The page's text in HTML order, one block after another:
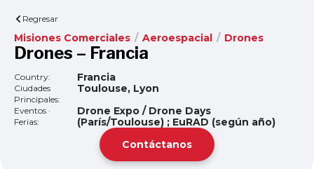
Regresar
Misiones Comerciales / Aeroespacial / Drones
Drones – Francia
Country: Francia
Ciudades
Principales:
Toulouse, Lyon
Eventos ·
Ferias:
Drone Expo / Drone Days
(París/Toulouse) ; EuRAD (según año)
Contáctanos